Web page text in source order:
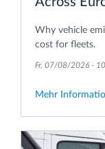
Why vehicle
cost for fleets.
Fr, 07/08/2026 -
Mehr